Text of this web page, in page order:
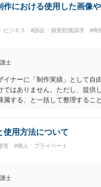
」と判断される余地を残すため
収益の有無は、侵害判断に一定
決定的要因ではありません。 パ
ら顧客吸引力の利用を目的とす
収益があることは「商業的目的
直ちに侵害となるわけではあり
表現の自由」「創作物」として
ます。一方、広告収益がある場
り、リスクが高まる可能性があ
事項については、公開の場でア
ので、資料等を持参の上、弁護
す。
作における使用した画像
ビジネス #訴訟・損害賠償請求 #商
士
イナーに「制作実績」として自
ではありません。ただし、提供
属する、と一括して整理するこ
。 他方、ブランド名、文字主体
ー、販売コンセプトなどは、通
、ロゴに独自の図形やイラスト
が著作物となる可能性がありま
に、肖像に関する権利は被写体
17条）。 ウェブサイト全体に当
ん。デザイナーが独自に制作し
使用方法について
害 #個人・プライベート
士